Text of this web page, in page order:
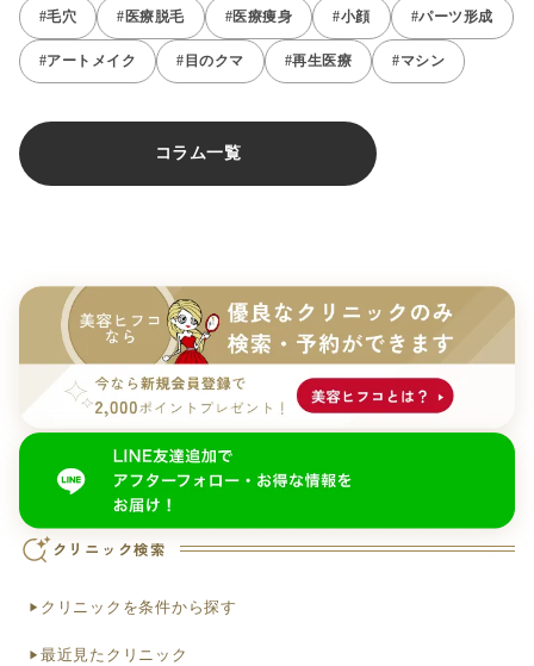
#毛穴 #医療脱毛 #医療痩身 #小顔 #パーツ形成
#アートメイク #目のクマ #再生医療 #マシン
コラム一覧
クリニック検索
クリニックを条件から探す
最近見たクリニック